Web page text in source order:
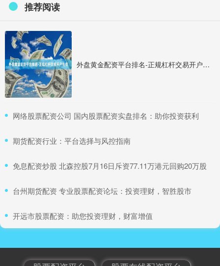
推荐阅读
外盘黄金配资平台排名-正规杠杆交易开户指南
​网络股票配资公司 国内股票配资实盘排名：助你投资获利
​期货配资行业：平台选择与风控指南
​免息配资炒股 北森控股7月16日斥资77.11万港元回购20万股
​台州期货配资 专业股票配资论坛：投资理财，智胜股市
​开远市股票配资：助您投资理财，财富增值